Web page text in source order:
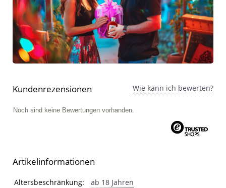
Kundenrezensionen Wie kann ich bewerten?
Noch sind keine Bewertungen vorhanden.
Artikelinformationen
Artikelinformationen
Eigenschaft Wert
Altersbeschränkung:
ab 18 Jahren